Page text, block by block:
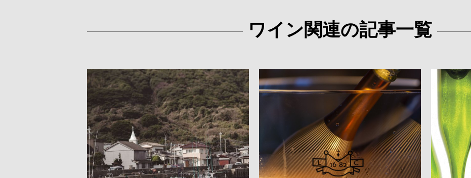
ワイン関連の記事一覧